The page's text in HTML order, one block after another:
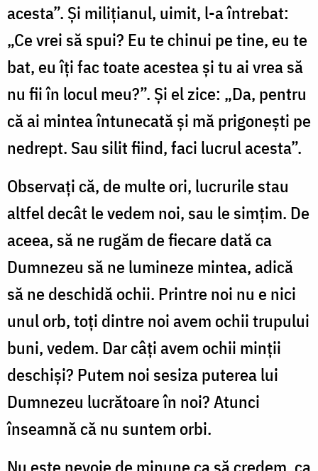
acesta”. Şi miliţianul, uimit, l-a întrebat:
„Ce vrei să spui? Eu te chinui pe tine, eu te
bat, eu îţi fac toate acestea şi tu ai vrea să
nu fii în locul meu?”. Şi el zice: „Da, pentru
că ai mintea întunecată şi mă prigoneşti pe
nedrept. Sau silit fiind, faci lucrul acesta”.
Observaţi că, de multe ori, lucrurile stau
altfel decât le vedem noi, sau le simţim. De
aceea, să ne rugăm de fiecare dată ca
Dumnezeu să ne lumineze mintea, adică
să ne deschidă ochii. Printre noi nu e nici
unul orb, toţi dintre noi avem ochii trupului
buni, vedem. Dar câţi avem ochii minţii
deschişi? Putem noi sesiza puterea lui
Dumnezeu lucrătoare în noi? Atunci
înseamnă că nu suntem orbi.